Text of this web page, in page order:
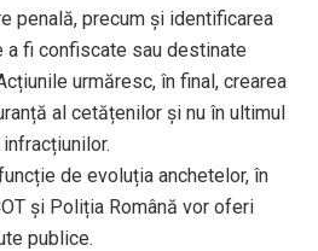
penală, precum și identificarea
fi confiscate sau destinate
urmăresc, în final, crearea
al cetățenilor și nu în ultimul
de evoluția anchetelor, în
și Poliția Română vor oferi
publice.